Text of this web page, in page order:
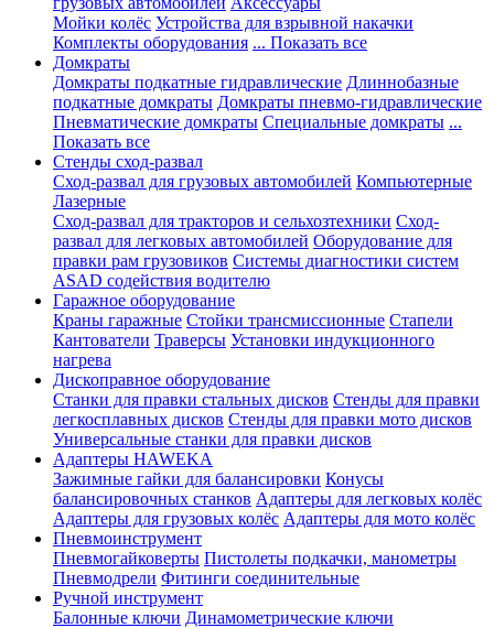
Мойки колёс Устройства для взрывной накачки
Комплекты оборудования ... Показать все
Домкраты
Домкраты подкатные гидравлические Длиннобазные
подкатные домкраты Домкраты пневмо-гидравлические
Пневматические домкраты Специальные домкраты ...
Показать все
Стенды сход-развал
Сход-развал для грузовых автомобилей Компьютерные
Лазерные
Сход-развал для тракторов и сельхозтехники Сход-
развал для легковых автомобилей Оборудование для
правки рам грузовиков Системы диагностики систем
ASAD содействия водителю
Гаражное оборудование
Краны гаражные Стойки трансмиссионные Стапели
Кантователи Траверсы Установки индукционного
нагрева
Дископравное оборудование
Станки для правки стальных дисков Стенды для правки
легкосплавных дисков Стенды для правки мото дисков
Универсальные станки для правки дисков
Адаптеры HAWEKA
Зажимные гайки для балансировки Конусы
балансировочных станков Адаптеры для легковых колёс
Адаптеры для грузовых колёс Адаптеры для мото колёс
Пневмоинструмент
Пневмогайковерты Пистолеты подкачки, манометры
Пневмодрели Фитинги соединительные
Ручной инструмент
Балонные ключи Динамометрические ключи